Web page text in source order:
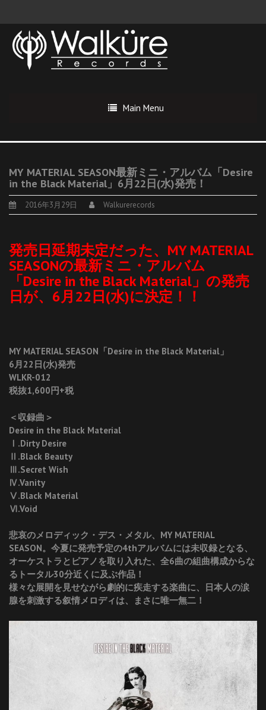
Main Menu
MY MATERIAL SEASON最新ミニ・アルバム「Desire
in the Black Material」6月22日(水)発売！
2016年3月29日 Walkurerecords
発売日延期未定だった、MY MATERIAL
SEASONの最新ミニ・アルバム
「Desire in the Black Material」の発売
日が、6月22日(水)に決定！！
MY MATERIAL SEASON「Desire in the Black Material」
6月22日(水)発売
WLKR-012
税抜1,600円+税
＜収録曲＞
Desire in the Black Material
Ⅰ.Dirty Desire
Ⅱ.Black Beauty
Ⅲ.Secret Wish
Ⅳ.Vanity
Ⅴ.Black Material
Ⅵ.Void
悲哀のメロディック・デス・メタル、MY MATERIAL
SEASON。今夏に発売予定の4thアルバムには未収録となる、
オーケストラとピアノを取り入れた、全6曲の組曲構成からな
るトータル30分近くに及ぶ作品！
様々な展開を見せながら劇的に疾走する楽曲に、日本人の涙
腺を刺激する叙情メロディは、まさに唯一無二！